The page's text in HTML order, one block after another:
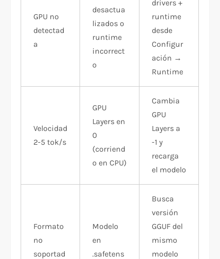
GPU no
detectad
a
desactua
lizados o
runtime
incorrect
o
drivers +
runtime
desde
Configur
ación →
Runtime
Velocidad
2-5 tok/s
GPU
Layers en
0
(corriend
o en CPU)
Cambia
GPU
Layers a
-1 y
recarga
el modelo
Formato
no
soportad
Modelo
en
.safetens
Busca
versión
GGUF del
mismo
modelo